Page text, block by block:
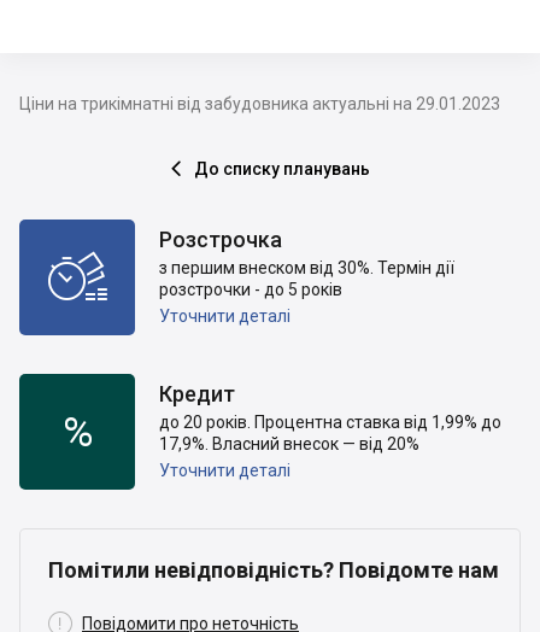
Ціни на трикімнатні від забудовника актуальні на 29.01.2023
 До списку планувань

Розстрочка
з першим внеском від 30%. Термін дії
розстрочки - до 5 років
Уточнити деталі
%
Кредит
до 20 років. Процентна ставка від 1,99% до
17,9%. Власний внесок — від 20%
Уточнити деталі
Помітили невідповідність? Повідомте нам
 Повідомити про неточність